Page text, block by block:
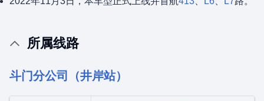
所属线路
斗门分公司（井岸站）